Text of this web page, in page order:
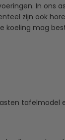
In ons
zijn ook
koeling mag
tafelmodel